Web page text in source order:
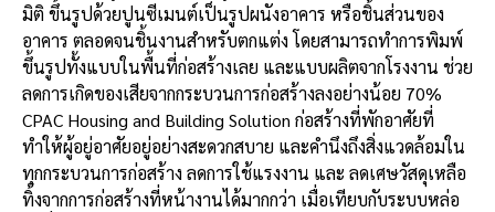
มิติ ขึ้นรูปด้วยปูนซีเมนต์เป็นรูปผนังอาคาร หรือชิ้นส่วนของ
อาคาร ตลอดจนชิ้นงานสำหรับตกแต่ง โดยสามารถทำการพิมพ์
ขึ้นรูปทั้งแบบในพื้นที่ก่อสร้างเลย และแบบผลิตจากโรงงาน ช่วย
ลดการเกิดของเสียจากกระบวนการก่อสร้างลงอย่างน้อย 70%
CPAC Housing and Building Solution ก่อสร้างที่พักอาศัยที่
ทำให้ผู้อยู่อาศัยอยู่อย่างสะดวกสบาย และคำนึงถึงสิ่งแวดล้อมใน
ทุกกระบวนการก่อสร้าง ลดการใช้แรงงาน และ ลดเศษวัสดุเหลือ
ทิ้งจากการก่อสร้างที่หน้างานได้มากกว่า เมื่อเทียบกับระบบหล่อ